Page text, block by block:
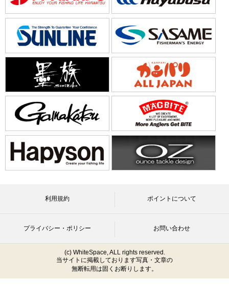
利用規約 ポイントについて
プライバシー・ポリシー お問い合わせ
(c) WhiteSpace, ALL rights reserved.
当サイトに掲載しております写真・文章の
無断転用は固くお断りします。